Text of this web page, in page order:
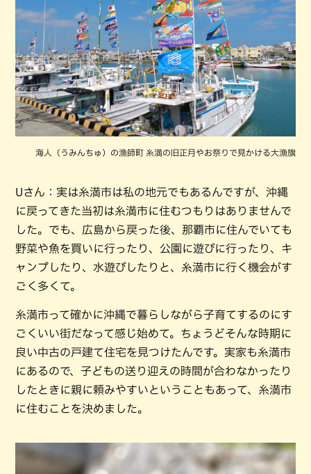
海人（うみんちゅ）の漁師町 糸満の旧正月やお祭りで見かける大漁旗
Uさん：実は糸満市は私の地元でもあるんですが、沖縄
に戻ってきた当初は糸満市に住むつもりはありませんで
した。でも、広島から戻った後、那覇市に住んでいても
野菜や魚を買いに行ったり、公園に遊びに行ったり、キ
ャンプしたり、水遊びしたりと、糸満市に行く機会がす
ごく多くて。
糸満市って確かに沖縄で暮らしながら子育てするのにす
ごくいい街だなって感じ始めて。ちょうどそんな時期に
良い中古の戸建て住宅を見つけたんです。実家も糸満市
にあるので、子どもの送り迎えの時間が合わなかったり
したときに親に頼みやすいということもあって、糸満市
に住むことを決めました。